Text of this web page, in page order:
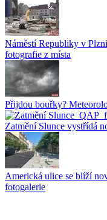
Náměstí Republiky v
fotografie z místa
Přijdou bouřky?
Zatmění Slunce vystřídá
Americká ulice se blíží
fotogalerie